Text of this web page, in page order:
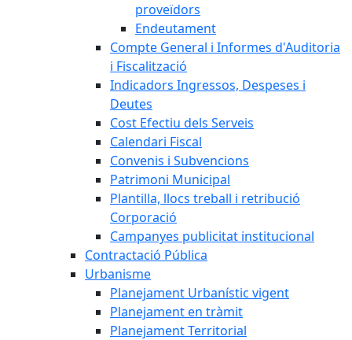
proveïdors
Endeutament
Compte General i Informes d'Auditoria
i Fiscalització
Indicadors Ingressos, Despeses i
Deutes
Cost Efectiu dels Serveis
Calendari Fiscal
Convenis i Subvencions
Patrimoni Municipal
Plantilla, llocs treball i retribució
Corporació
Campanyes publicitat institucional
Contractació Pública
Urbanisme
Planejament Urbanístic vigent
Planejament en tràmit
Planejament Territorial